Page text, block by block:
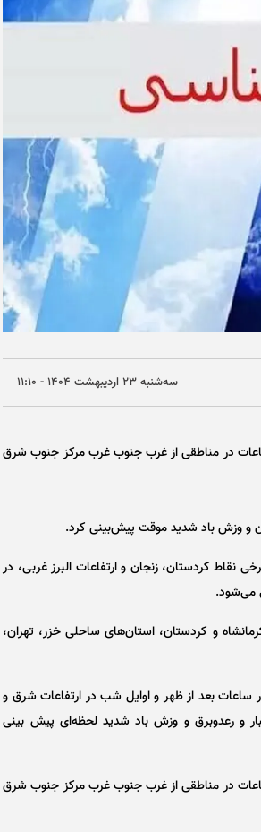
سه‌شنبه ۲۳ ارديبهشت ۱۴۰۴ - ۱۱:۱۰
در مناطقی از غرب جنوب غرب مرکز جنوب شرق
نقاط کردستان، زنجان و ارتفاعات البرز غربی، در
می‌شود.
و کردستان، استان‌های ساحلی خزر، تهران،
ساعات بعد از ظهر و اوایل شب در ارتفاعات شرق و
و رعدوبرق و وزش باد شدید لحظه‌ای پیش بینی
در مناطقی از غرب جنوب غرب مرکز جنوب شرق